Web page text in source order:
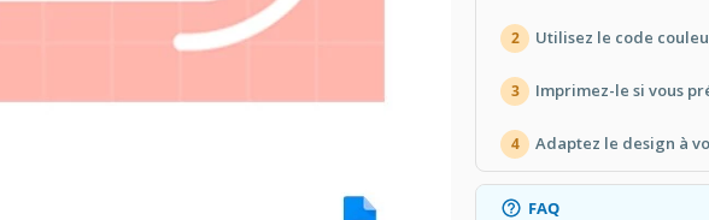
2 Utilisez le code
3 Imprimez-le si vous
4 Adaptez le design à
FAQ